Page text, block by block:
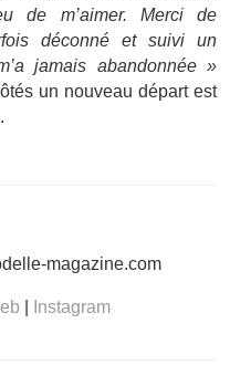
de m’aimer. Merci de
déconné et suivi un
jamais abandonnée »
un nouveau départ est
magazine.com
Instagram